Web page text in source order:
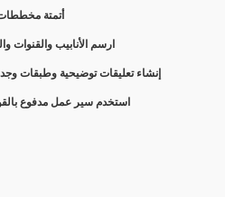
أتمتة مخططات
ارسم الأنابيب والقنوات
إنشاء تعليقات توضيحية وطبقات
استخدم سير عمل مدفوع